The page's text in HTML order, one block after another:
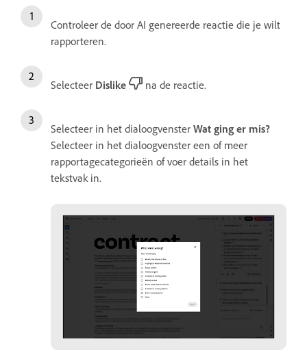
Controleer de door AI genereerde reactie die je wilt
rapporteren.
Selecteer Dislike na de reactie.
Selecteer in het dialoogvenster Wat ging er mis?
Selecteer in het dialoogvenster een of meer
rapportagecategorieën of voer details in het
tekstvak in.